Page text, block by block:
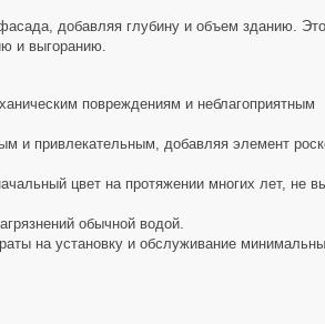
добавляя глубину и объем зданию.
и выгоранию.
повреждениям и неблагоприятным
и привлекательным, добавляя элемент
цвет на протяжении многих лет, не
обычной водой.
на установку и обслуживание